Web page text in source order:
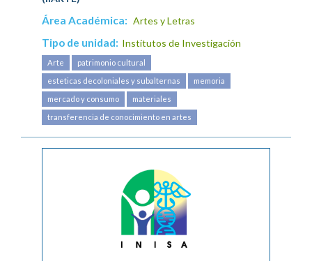
Área Académica: Artes y Letras
Tipo de unidad: Institutos de Investigación
Arte
patrimonio cultural
esteticas decoloniales y subalternas
memoria
mercado y consumo
materiales
transferencia de conocimiento en artes